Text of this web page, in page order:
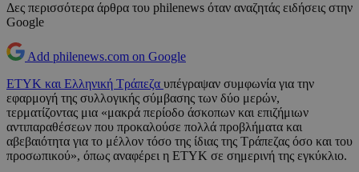
Δες περισσότερα άρθρα του philenews όταν αναζητάς ειδήσεις στην
Google
Add philenews.com on Google
ΕΤΥΚ και Ελληνική Τράπεζα υπέγραψαν συμφωνία για την
εφαρμογή της συλλογικής σύμβασης των δύο μερών,
τερματίζοντας μια «μακρά περίοδο άσκοπων και επιζήμιων
αντιπαραθέσεων που προκαλούσε πολλά προβλήματα και
αβεβαιότητα για το μέλλον τόσο της ίδιας της Τράπεζας όσο και του
προσωπικού», όπως αναφέρει η ΕΤΥΚ σε σημερινή της εγκύκλιο.